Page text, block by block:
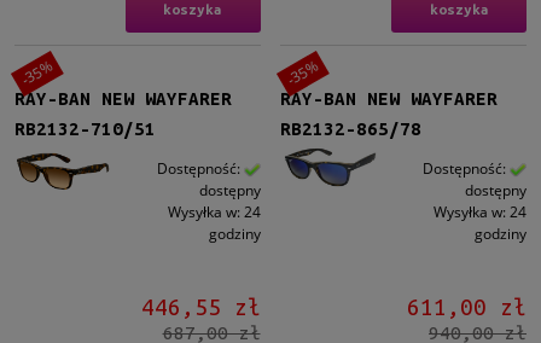
koszyka
koszyka
RAY-BAN NEW WAYFARER
RB2132-710/51
Dostępność:
dostępny
Wysyłka w: 24
godziny
446,55 zł
687,00 zł
-35%
RAY-BAN NEW WAYFARER
RB2132-865/78
Dostępność:
dostępny
Wysyłka w: 24
godziny
611,00 zł
940,00 zł
-35%